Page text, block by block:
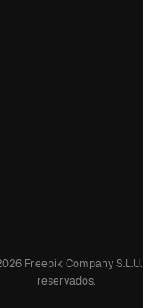
Freepik Company S.L.U.
reservados.